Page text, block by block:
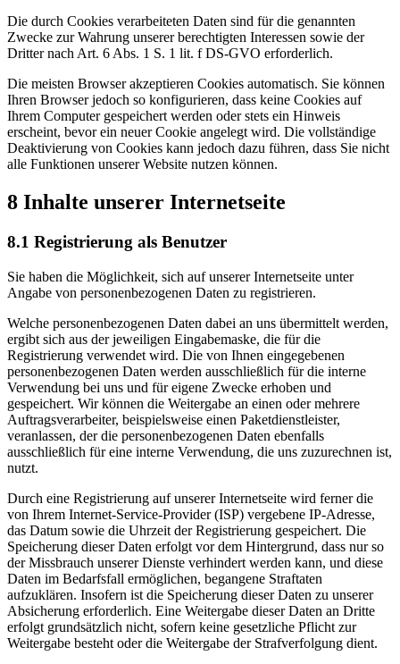
Die durch Cookies verarbeiteten Daten sind für die genannten
Zwecke zur Wahrung unserer berechtigten Interessen sowie der
Dritter nach Art. 6 Abs. 1 S. 1 lit. f DS-GVO erforderlich.
Die meisten Browser akzeptieren Cookies automatisch. Sie können
Ihren Browser jedoch so konfigurieren, dass keine Cookies auf
Ihrem Computer gespeichert werden oder stets ein Hinweis
erscheint, bevor ein neuer Cookie angelegt wird. Die vollständige
Deaktivierung von Cookies kann jedoch dazu führen, dass Sie nicht
alle Funktionen unserer Website nutzen können.
8 Inhalte unserer Internetseite
8.1 Registrierung als Benutzer
Sie haben die Möglichkeit, sich auf unserer Internetseite unter
Angabe von personenbezogenen Daten zu registrieren.
Welche personenbezogenen Daten dabei an uns übermittelt werden,
ergibt sich aus der jeweiligen Eingabemaske, die für die
Registrierung verwendet wird. Die von Ihnen eingegebenen
personenbezogenen Daten werden ausschließlich für die interne
Verwendung bei uns und für eigene Zwecke erhoben und
gespeichert. Wir können die Weitergabe an einen oder mehrere
Auftragsverarbeiter, beispielsweise einen Paketdienstleister,
veranlassen, der die personenbezogenen Daten ebenfalls
ausschließlich für eine interne Verwendung, die uns zuzurechnen ist,
nutzt.
Durch eine Registrierung auf unserer Internetseite wird ferner die
von Ihrem Internet-Service-Provider (ISP) vergebene IP-Adresse,
das Datum sowie die Uhrzeit der Registrierung gespeichert. Die
Speicherung dieser Daten erfolgt vor dem Hintergrund, dass nur so
der Missbrauch unserer Dienste verhindert werden kann, und diese
Daten im Bedarfsfall ermöglichen, begangene Straftaten
aufzuklären. Insofern ist die Speicherung dieser Daten zu unserer
Absicherung erforderlich. Eine Weitergabe dieser Daten an Dritte
erfolgt grundsätzlich nicht, sofern keine gesetzliche Pflicht zur
Weitergabe besteht oder die Weitergabe der Strafverfolgung dient.